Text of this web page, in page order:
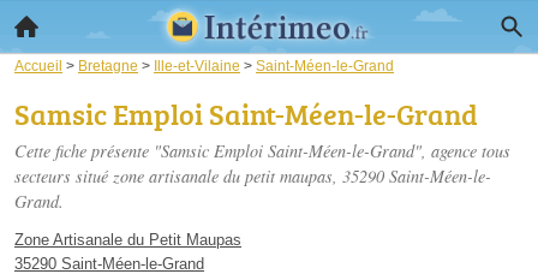
Accueil > Bretagne > Ille-et-Vilaine > Saint-Méen-le-Grand
Samsic Emploi Saint-Méen-le-Grand
Cette fiche présente "Samsic Emploi Saint-Méen-le-Grand", agence tous
secteurs situé zone artisanale du petit maupas, 35290 Saint-Méen-le-
Grand.
Zone Artisanale du Petit Maupas
35290 Saint-Méen-le-Grand